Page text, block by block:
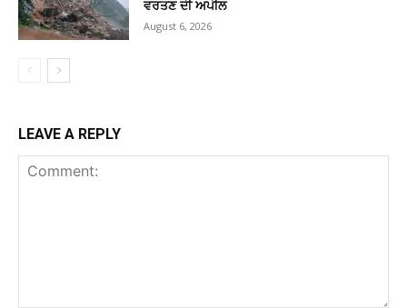
ਵਰਤਣ ਦੀ ਅਪੀਲ
August 6, 2026
LEAVE A REPLY